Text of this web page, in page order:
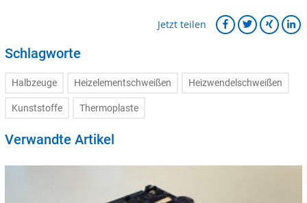
Jetzt teilen
Schlagworte
Halbzeuge Heizelementschweißen Heizwendelschweißen
Kunststoffe Thermoplaste
Verwandte Artikel